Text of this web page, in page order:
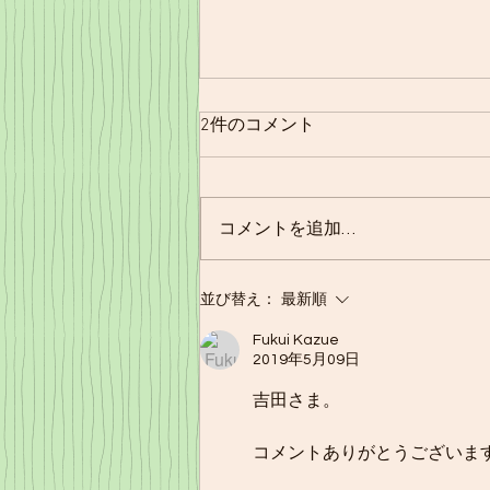
2件のコメント
コメントを追加…
並び替え： 最新順
Fukui Kazue
2019年5月09日
吉田さま。
コメントありがとうございま